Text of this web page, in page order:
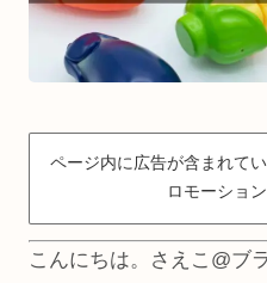
ページ内に広告が含まれて
ロモーショ
こんにちは。さえこ@ブ